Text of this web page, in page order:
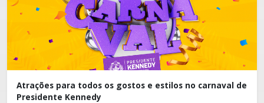
Atrações para todos os gostos e estilos no carnaval de
Presidente Kennedy